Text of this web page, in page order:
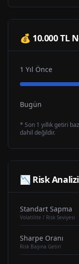
💰 10.000 TL
1 Yıl Önce
Bugün
* Son 1 yıllık getiri
dahil değildir.
📉 Risk Analizi
Standart Sapma
Volatilite / Risk Seviyesi
Sharpe Oranı
Risk Başına Getiri